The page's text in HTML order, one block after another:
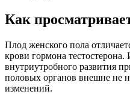
Как
Плод женского пола
крови гормона тестостерона.
внутриутробного развития
половых органов внешне не
изменений.